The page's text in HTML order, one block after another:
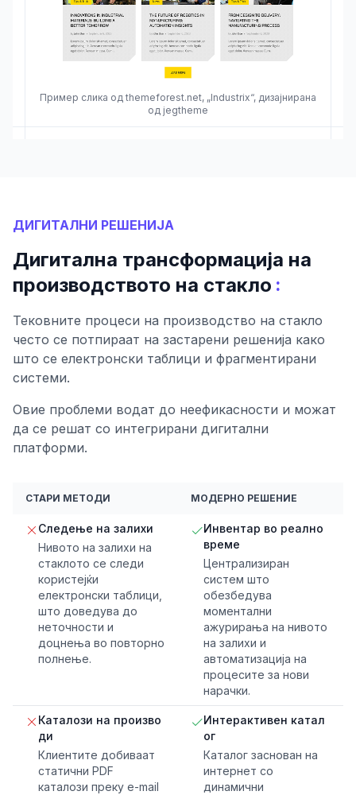
Пример слика од themeforest.net, „Industrix“, дизајнирана
од jegtheme
ДИГИТАЛНИ РЕШЕНИЈА
Дигитална трансформација на
производството на стакло :
Тековните процеси на производство на стакло
често се потпираат на застарени решенија како
што се електронски таблици и фрагментирани
системи.
Овие проблеми водат до неефикасности и можат
да се решат со интегрирани дигитални
платформи.
СТАРИ МЕТОДИ МОДЕРНО РЕШЕНИЕ
Следење на залихи
Нивото на залихи на
стаклото се следи
користејќи
електронски таблици,
што доведува до
неточности и
доцнења во повторно
полнење.
Инвентар во реално
време
Централизиран
систем што
обезбедува
моментални
ажурирања на нивото
на залихи и
автоматизација на
процесите за нови
нарачки.
Каталози на произво
ди
Клиентите добиваат
статични PDF
каталози преку e-mail
Интерактивен катал
ог
Каталог заснован на
интернет со
динамични